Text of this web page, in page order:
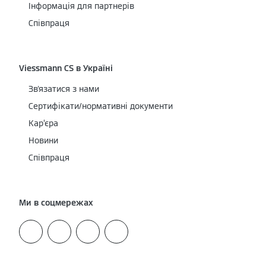
Інформація для партнерів
Співпраця
Viessmann CS в Україні
Зв'язатися з нами
Сертифікати/нормативні документи
Кар’єра
Новини
Співпраця
Ми в соцмережах